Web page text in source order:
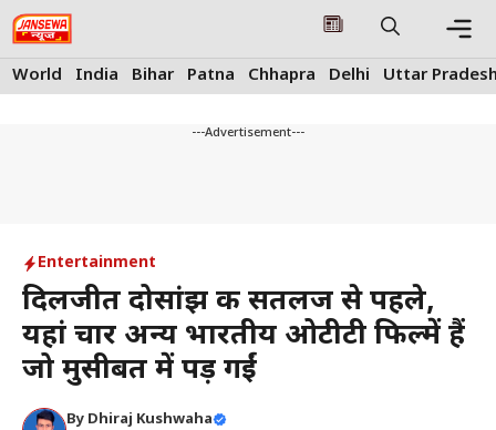
Skip
to
content
World India Bihar Patna Chhapra Delhi Uttar
---Advertisement---
Entertainment
दिलजीत दोसांझ की सतलज से पहले,
यहां चार अन्य भारतीय ओटीटी फिल्में हैं
जो मुसीबत में पड़ गईं
By Dhiraj Kushwaha